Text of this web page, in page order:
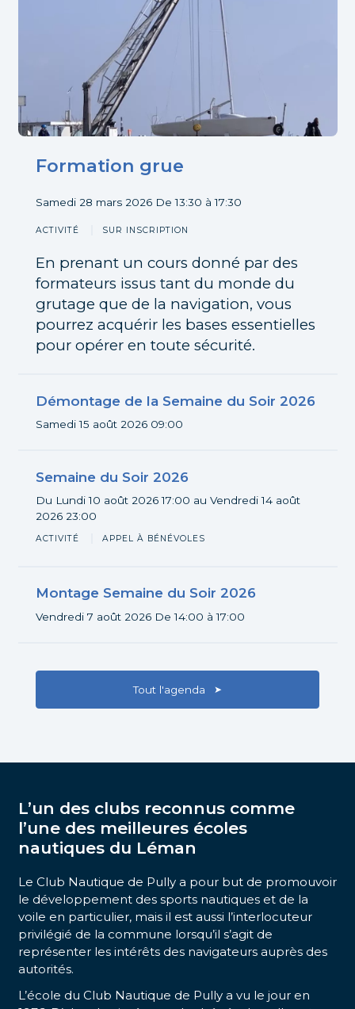
Formation grue
Samedi 28 mars 2026 De 13:30 à 17:30
ACTIVITÉ SUR INSCRIPTION
En prenant un cours donné par des
formateurs issus tant du monde du
grutage que de la navigation, vous
pourrez acquérir les bases essentielles
pour opérer en toute sécurité.
Participer
Démontage de la Semaine du Soir 2026
Samedi 15 août 2026 09:00
Semaine du Soir 2026
Du Lundi 10 août 2026 17:00 au Vendredi 14 août
2026 23:00
ACTIVITÉ APPEL À BÉNÉVOLES
Montage Semaine du Soir 2026
Vendredi 7 août 2026 De 14:00 à 17:00
Tout l'agenda
L’un des clubs reconnus comme
l’une des meilleures écoles
nautiques du Léman
Le Club Nautique de Pully a pour but de promouvoir
le développement des sports nautiques et de la
voile en particulier, mais il est aussi l’interlocuteur
privilégié de la commune lorsqu’il s’agit de
représenter les intérêts des navigateurs auprès des
autorités.
L’école du Club Nautique de Pully a vu le jour en